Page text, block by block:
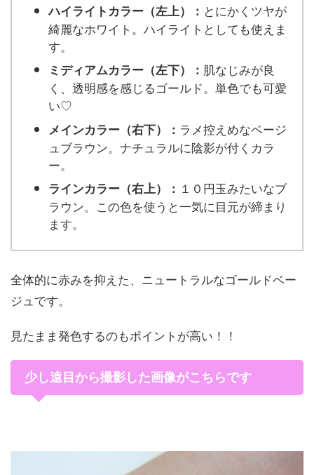
ハイライトカラー（左上）： とにかくツヤが
綺麗なホワイト。ハイライトとしても使えま
す。
ミディアムカラー（左下）： 肌なじみが良
く、透明感を感じるゴールド。単色でも可愛
い♡
メインカラー（右下）： ラメ控えめなベージ
ュブラウン。ナチュラルに陰影が付くカラ
ー。
ラインカラー（右上）： １０円玉みたいなブ
ラウン。この色を使うと一気に目元が締まり
ます。
全体的に赤みを抑えた、ニュートラルなゴールドベー
ジュです。
見たまま発色するのもポイントが高い！！
少し遠目から撮影した画像がこちらです